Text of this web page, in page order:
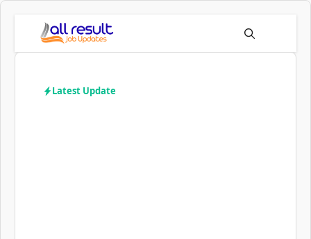
content
Menu
Latest Update